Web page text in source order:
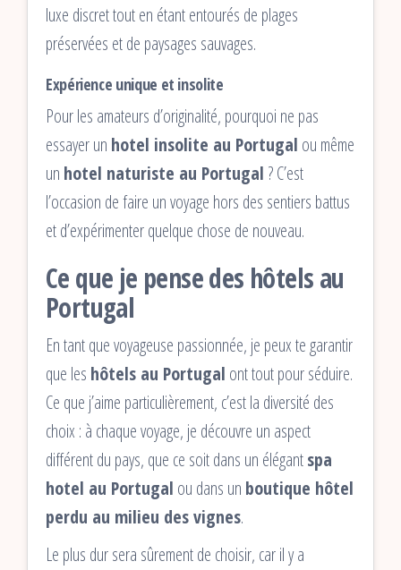
luxe discret tout en étant entourés de plages
préservées et de paysages sauvages.
Expérience unique et insolite
Pour les amateurs d’originalité, pourquoi ne pas
essayer un hotel insolite au Portugal ou même
un hotel naturiste au Portugal ? C’est
l’occasion de faire un voyage hors des sentiers battus
et d’expérimenter quelque chose de nouveau.
Ce que je pense des hôtels au
Portugal
En tant que voyageuse passionnée, je peux te garantir
que les hôtels au Portugal ont tout pour séduire.
Ce que j’aime particulièrement, c’est la diversité des
choix : à chaque voyage, je découvre un aspect
différent du pays, que ce soit dans un élégantspa
hotel au Portugal ou dans un boutique hôtel
perdu au milieu des vignes.
Le plus dur sera sûrement de choisir, car il y a